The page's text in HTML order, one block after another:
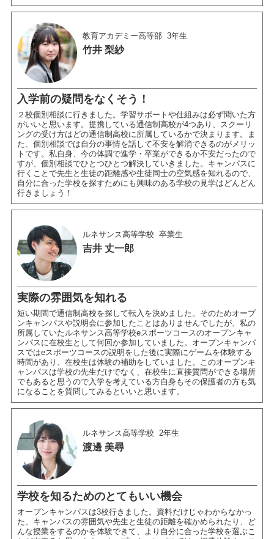
教育アカデミー高等部 3年生
竹井 梨紗
入学前の疑問をなくそう！
２校個別相談に行きました。学習サポートや仕組みは必ず聞いた方
がいいと思います。提携している通信制高校が4つあり、スクーリ
ングの受け方はどの通信制高校に所属しているかで決まります。ま
た、個別相談では自分の事情を話して不安を解消できるのがメリッ
トです。私自身、今の体調で進学・卒業ができるか不安だったので
すが、個別相談でひとつひとつ解決していきました。キャンパスに
行くことで先生と生徒の距離感や生徒同士の空気感を知れるので、
自分に合った学校を探すためにも興味のある学校の見学はどんどん
行きましょう！
ルネサンス高等学校 卒業生
吉井 丈一郎
実際の雰囲気を知れる
短い期間で通信制高校を探して転入を決めました。そのためオープ
ンキャンパスや説明会に参加したことはありませんでしたが、私の
所属していたルネサンス高等学校eスポーツコースのオープンキャ
ンパスに在校生として何回か参加していました。オープンキャンパ
スではeスポーツコースの説明をした後に実際にゲームを体験する
時間があり、在校生は体験の補助をしていました。このオープンキ
ャンパスは学校の先生だけでなく、在校生に直接質問ができる場所
でもあると思うので入学を考えている方自身もその保護者の方も気
になることを質問してみるといいと思います。
ルネサンス高等学校 2年生
渡邊 美尋
学校を知るためのとてもいい機会
オープンキャンパスは3校行きました。資料だけじゃわからなかっ
た、キャンパスの雰囲気や先生と生徒の距離を確かめられたり、ど
んな授業をするのかを体験できて、より自分に合った学校を選ぶこ